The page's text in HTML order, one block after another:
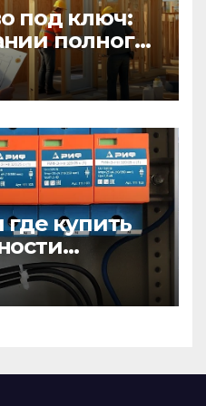
под ключ:
полного
рынок
где купить
от